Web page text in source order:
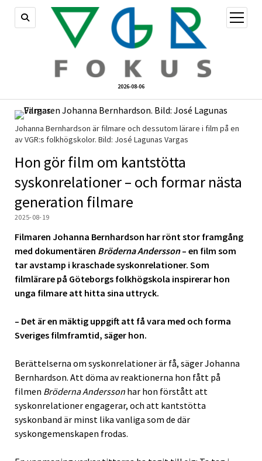
2026-08-06
öppna
meny
Johanna Bernhardson är filmare och dessutom lärare i film på en
av VGR:s folkhögskolor. Bild: José Lagunas Vargas
Hon gör film om kantstötta
syskonrelationer – och formar nästa
generation filmare
2025-08-19
Filmaren Johanna Bernhardson har rönt stor framgång
med dokumentären Bröderna Andersson– en film som
tar avstamp i kraschade syskonrelationer. Som
filmlärare på Göteborgs folkhögskola inspirerar hon
unga filmare att hitta sina uttryck.
– Det är en mäktig uppgift att få vara med och forma
Sveriges filmframtid, säger hon.
Berättelserna om syskonrelationer är få, säger Johanna
Bernhardson. Att döma av reaktionerna hon fått på
filmen Bröderna Anderssonhar hon förstått att
syskonrelationer engagerar, och att kantstötta
syskonband är minst lika vanliga som de där
syskongemenskapen frodas.